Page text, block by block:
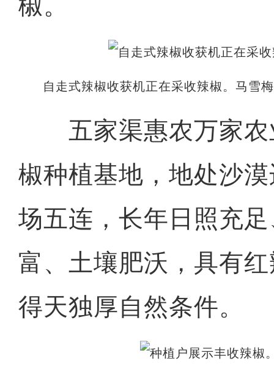
自走式辣椒收获机正在采收辣椒。马雪
五家渠惠农万家农
椒种植基地，地处沙
场五连，长年日照充
富、土壤肥沃，具有
得天独厚自然条件。